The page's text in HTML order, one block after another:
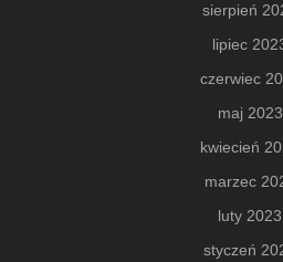
sierpień
lipiec
czerwiec
maj 2023
kwiecień
marzec
luty 2023
styczeń